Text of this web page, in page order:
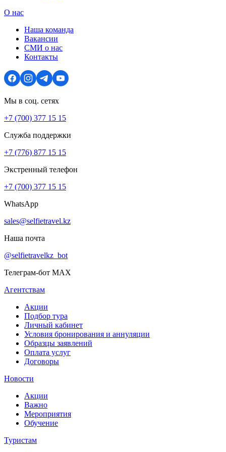
О нас
Наша команда
Вакансии
СМИ о нас
Контакты
Мы в соц. сетях
+7 (700) 377 15 15
Служба поддержки
+7 (776) 877 15 15
Экстренный телефон
+7 (700) 377 15 15
WhatsApp
sales@selfietravel.kz
Наша почта
@selfietravelkz_bot
Телеграм-бот MAX
Агентствам
Акции
Подбор тура
Личный кабинет
Условия бронирования и аннуляции
Образцы заявлений
Оплата услуг
Договоры
Новости
Акции
Важно
Мероприятия
Обучение
Туристам